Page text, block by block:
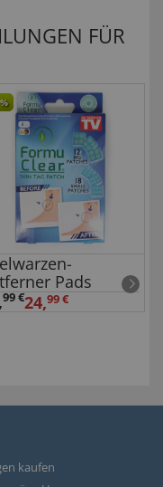
FÜR
%
Pads
,99 €24,99 €
kaufen